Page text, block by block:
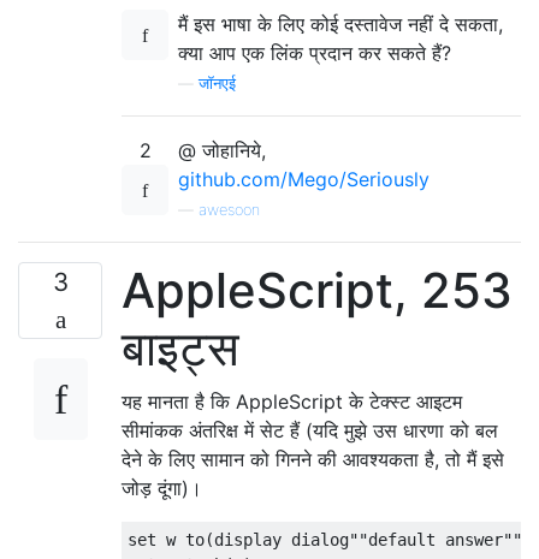
मैं इस भाषा के लिए कोई दस्तावेज नहीं दे सकता,
क्या आप एक लिंक प्रदान कर सकते हैं?
—जॉनएई
2
@ जोहानिये,
github.com/Mego/Seriously
awesoon
3
AppleScript, 253
बाइट्स
यह मानता है कि AppleScript के टेक्स्ट आइटम
सीमांकक अंतरिक्ष में सेट हैं (यदि मुझे उस धारणा को बल
देने के लिए सामान को गिनने की आवश्यकता है, तो मैं इसे
जोड़ दूंगा)।
set w to(display dialog""default